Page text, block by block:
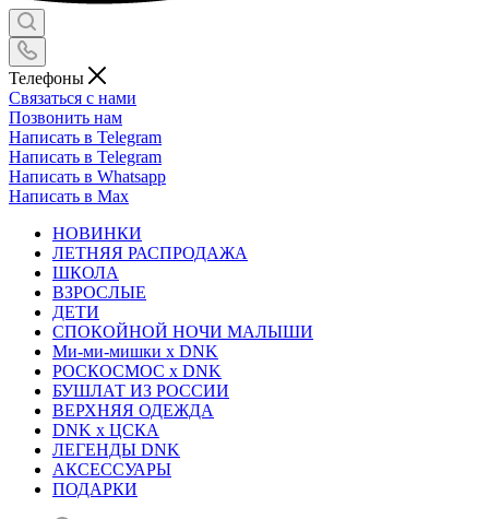
Телефоны
Связаться с нами
Позвонить нам
Написать в Telegram
Написать в Telegram
Написать в Whatsapp
Написать в Max
НОВИНКИ
ЛЕТНЯЯ РАСПРОДАЖА
ШКОЛА
ВЗРОСЛЫЕ
ДЕТИ
СПОКОЙНОЙ НОЧИ МАЛЫШИ
Ми-ми-мишки x DNK
РОСКОСМОС x DNK
БУШЛАТ ИЗ РОССИИ
ВЕРХНЯЯ ОДЕЖДА
DNK x ЦСКА
ЛЕГЕНДЫ DNK
АКСЕССУАРЫ
ПОДАРКИ